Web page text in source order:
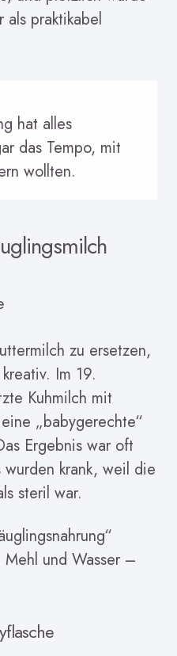
als praktikabel
hat alles
das Tempo, mit
wollten.
zu ersetzen,
Im 19.
Kuhmilch mit
„babygerechte“
Ergebnis war oft
krank, weil die
steril war.
und Wasser –